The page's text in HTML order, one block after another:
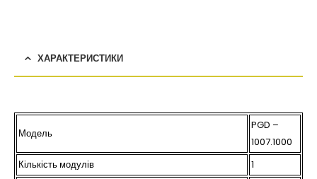
ХАРАКТЕРИСТИКИ
Модель
PGD –
1007.1000
Кількість модулів
1